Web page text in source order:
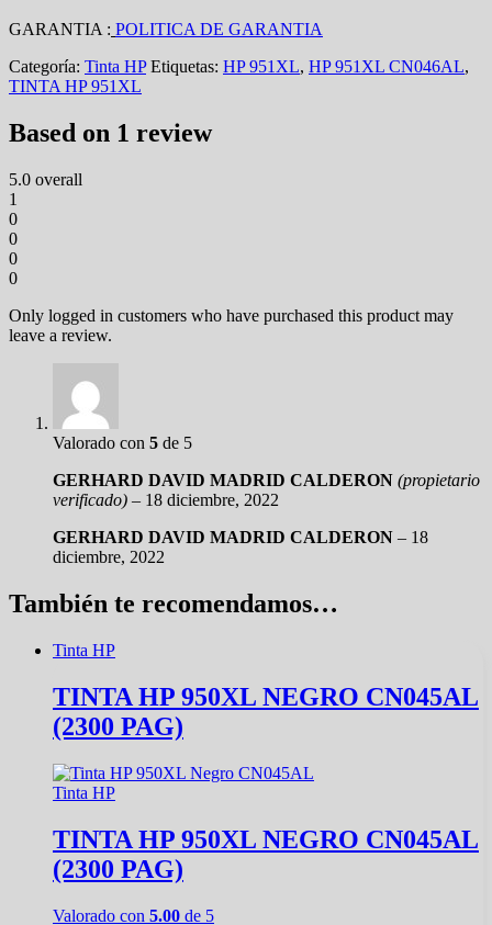
GARANTIA : POLITICA DE GARANTIA
Categoría: Tinta HP Etiquetas: HP 951XL, HP 951XL CN046AL,
TINTA HP 951XL
Based on 1 review
5.0 overall
1
0
0
0
0
Only logged in customers who have purchased this product may
leave a review.
Valorado con 5 de 5
GERHARD DAVID MADRID CALDERON (propietario
verificado) – 18 diciembre, 2022
GERHARD DAVID MADRID CALDERON – 18
diciembre, 2022
También te recomendamos…
Tinta HP
TINTA HP 950XL NEGRO CN045AL
(2300 PAG)
Tinta HP
TINTA HP 950XL NEGRO CN045AL
(2300 PAG)
Valorado con 5.00 de 5